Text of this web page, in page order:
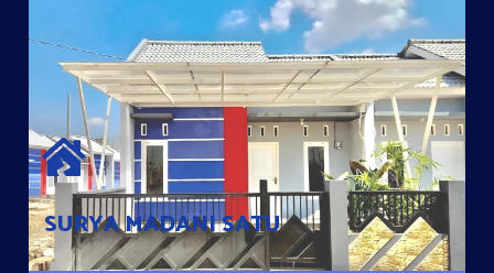
SURYA MADANI SATU
SURYA MADANI SATU
Satu-satunya Hunian nyaman dengan harga subsidi hanya 100
jutaan dengan lokasi strategis di Tuban